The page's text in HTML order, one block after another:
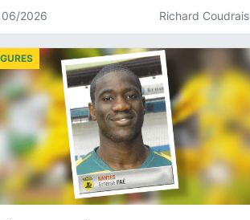
06/2026 Richard Coudrais